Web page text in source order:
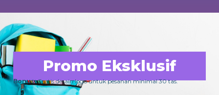
Promo Eksklusif
Bonus:Gratis desain logo untuk pesanan minimal 30 tas.